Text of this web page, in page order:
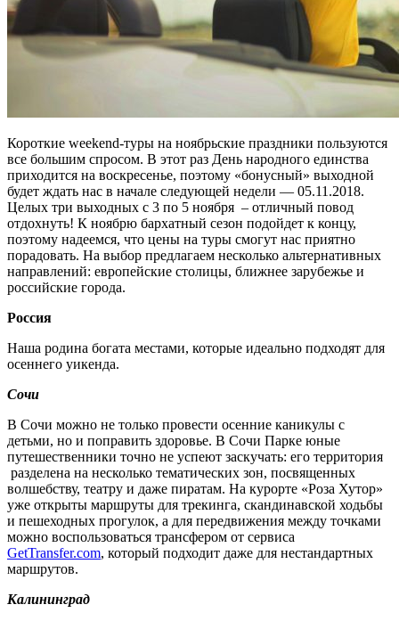
Короткие weekend-туры на ноябрьские праздники пользуются
все большим спросом. В этот раз День народного единства
приходится на воскресенье, поэтому «бонусный» выходной
будет ждать нас в начале следующей недели — 05.11.2018.
Целых три выходных с 3 по 5 ноября – отличный повод
отдохнуть! К ноябрю бархатный сезон подойдет к концу,
поэтому надеемся, что цены на туры смогут нас приятно
порадовать. На выбор предлагаем несколько альтернативных
направлений: европейские столицы, ближнее зарубежье и
российские города.
Россия
Наша родина богата местами, которые идеально подходят для
осеннего уикенда.
Сочи
В Сочи можно не только провести осенние каникулы с
детьми, но и поправить здоровье. В Сочи Парке юные
путешественники точно не успеют заскучать: его территория
разделена на несколько тематических зон, посвященных
волшебству, театру и даже пиратам. На курорте «Роза Хутор»
уже открыты маршруты для трекинга, скандинавской ходьбы
и пешеходных прогулок, а для передвижения между точками
можно воспользоваться трансфером от сервиса
GetTransfer.com, который подходит даже для нестандартных
маршрутов.
Калининград